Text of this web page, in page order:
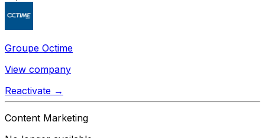
Groupe Octime
View company
Reactivate →
Content Marketing